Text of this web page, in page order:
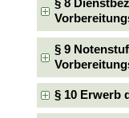
§ 8
§ 9
§ 10 Erwerb